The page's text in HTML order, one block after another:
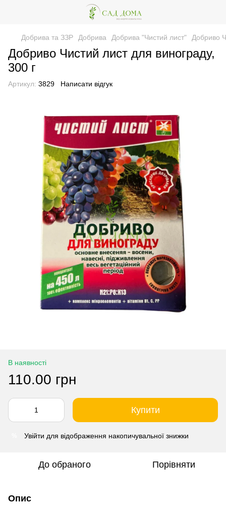
Добрива та ЗЗР Добрива Добрива "Чистий лист" Добриво
Добриво Чистий лист для винограду,
300 г
Артикул: 3829 Написати відгук
В наявності
110.00 грн
Купити
Увійти для відображення накопичувальної знижки
До обраного Порівняти
Опис